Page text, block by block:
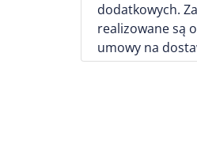
dodatkowych.
realizowane są
umowy na